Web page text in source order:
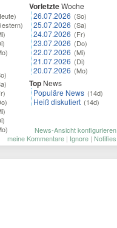
VorletzteWoche
26.07.2026 (So)
25.07.2026 (Sa)
24.07.2026 (Fr)
23.07.2026 (Do)
22.07.2026 (Mi)
21.07.2026 (Di)
20.07.2026 (Mo)
Top News
Populäre News (14d)
Heiß diskutiert (14d)
News-Ansicht konfigurieren
meine Kommentare | Ignore | Notifies